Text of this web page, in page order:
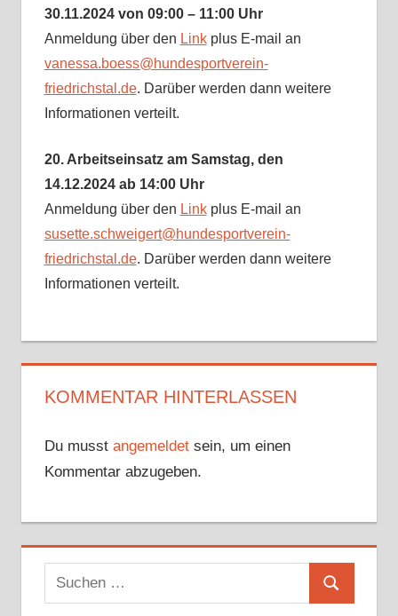
30.11.2024 von 09:00 – 11:00 Uhr
Anmeldung über den Linkplus E-mail an
vanessa.boess@hundesportverein-
friedrichstal.de. Darüber werden dann weitere
Informationen verteilt.
20. Arbeitseinsatz am Samstag, den
14.12.2024 ab 14:00 Uhr
Anmeldung über den Linkplus E-mail an
susette.schweigert@hundesportverein-
friedrichstal.de. Darüber werden dann weitere
Informationen verteilt.
KOMMENTAR HINTERLASSEN
Du musst angemeldetsein, um einen
Kommentar abzugeben.
Suchen
nach:
Suchen